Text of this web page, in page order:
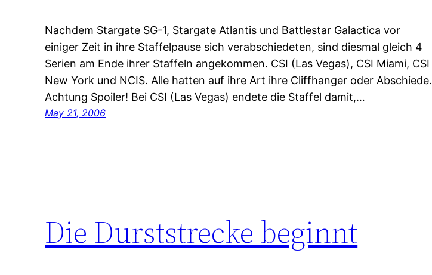
Nachdem Stargate SG-1, Stargate Atlantis und Battlestar Galactica vor
einiger Zeit in ihre Staffelpause sich verabschiedeten, sind diesmal gleich 4
Serien am Ende ihrer Staffeln angekommen. CSI (Las Vegas), CSI Miami, CSI
New York und NCIS. Alle hatten auf ihre Art ihre Cliffhanger oder Abschiede.
Achtung Spoiler! Bei CSI (Las Vegas) endete die Staffel damit,…
May 21, 2006
Die Durststrecke beginnt